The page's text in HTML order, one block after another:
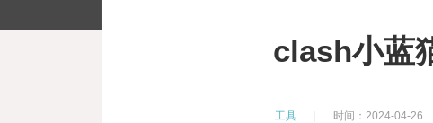
clash小蓝
工具 时间：2024-04-26